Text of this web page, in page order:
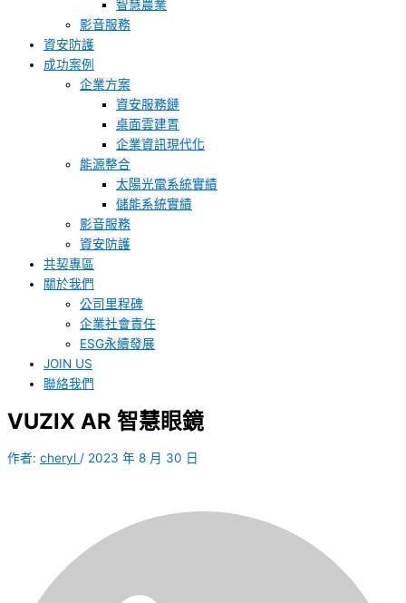
智慧農業
影音服務
資安防護
成功案例
企業方案
資安服務鏈
桌面雲建置
企業資訊現代化
能源整合
太陽光電系統實績
儲能系統實績
影音服務
資安防護
共契專區
關於我們
公司里程碑
企業社會責任
ESG永續發展
JOIN US
聯絡我們
VUZIX AR 智慧眼鏡
作者: cheryl / 2023 年 8 月 30 日